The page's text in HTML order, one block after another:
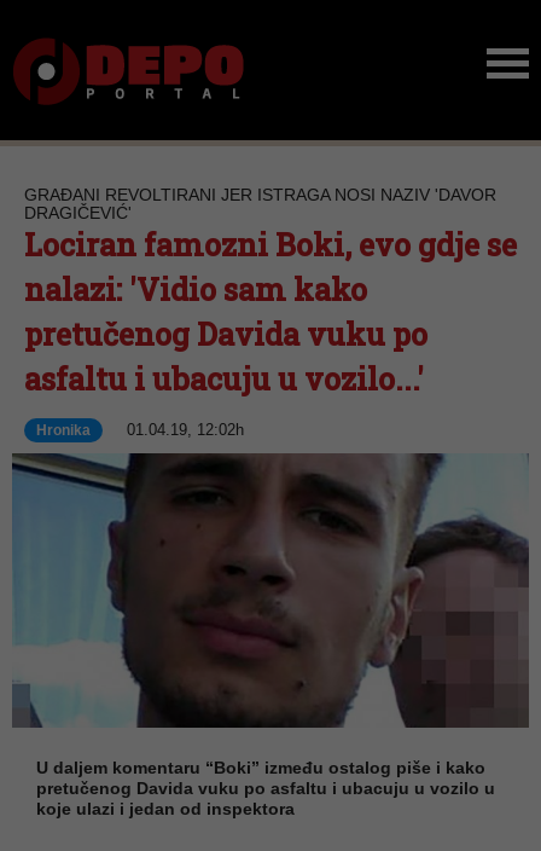
GRAĐANI REVOLTIRANI JER ISTRAGA NOSI NAZIV 'DAVOR
DRAGIČEVIĆ'
Lociran famozni Boki, evo gdje se
nalazi: 'Vidio sam kako
pretučenog Davida vuku po
asfaltu i ubacuju u vozilo...'
Hronika 01.04.19, 12:02h
U daljem komentaru “Boki” između ostalog piše i kako
pretučenog Davida vuku po asfaltu i ubacuju u vozilo u
koje ulazi i jedan od inspektora